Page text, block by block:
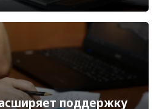
поддержку